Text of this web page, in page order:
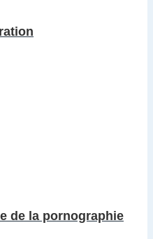
de la pornographie